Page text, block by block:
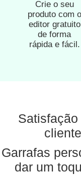
Crie o seu
produto com o
editor gratuito
de forma
rápida e fácil.
Garrafas
dar um